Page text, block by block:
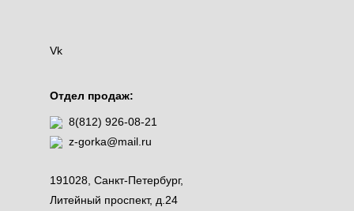
Vk
Отдел продаж:
8(812) 926-08-21
z-gorka@mail.ru
191028, Санкт-Петербург,
Литейный проспект, д.24